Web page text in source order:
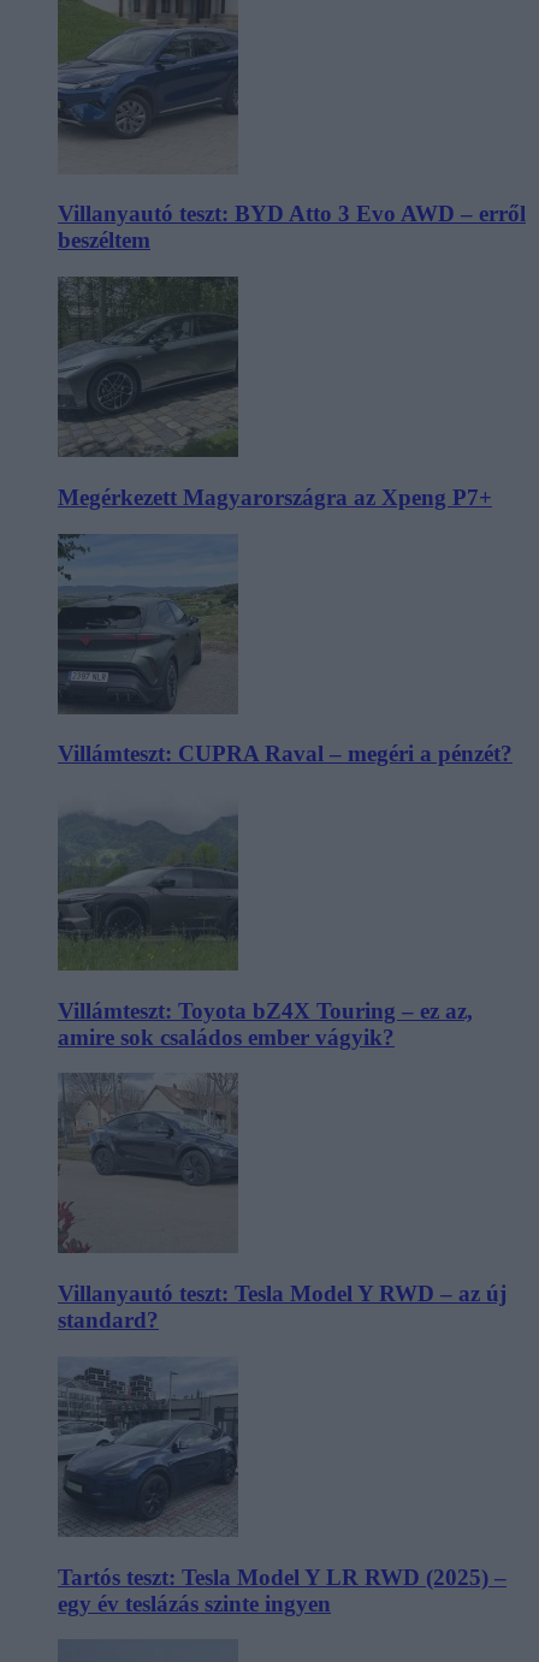
Villanyautó teszt: BYD Atto 3 Evo AWD – erről
beszéltem
Megérkezett Magyarországra az Xpeng P7+
Villámteszt: CUPRA Raval – megéri a pénzét?
Villámteszt: Toyota bZ4X Touring – ez az,
amire sok családos ember vágyik?
Villanyautó teszt: Tesla Model Y RWD – az új
standard?
Tartós teszt: Tesla Model Y LR RWD (2025) –
egy év teslázás szinte ingyen